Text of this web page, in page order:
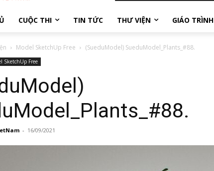
CUỘC THI TIN TỨC THƯ VIỆN GIÁO TRÌNH
Model SketchUp Free (SueduModel) SueduModel_Plants_#88.
SketchUp Free
- 16/09/2021